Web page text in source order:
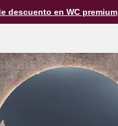
descuento en WC premium